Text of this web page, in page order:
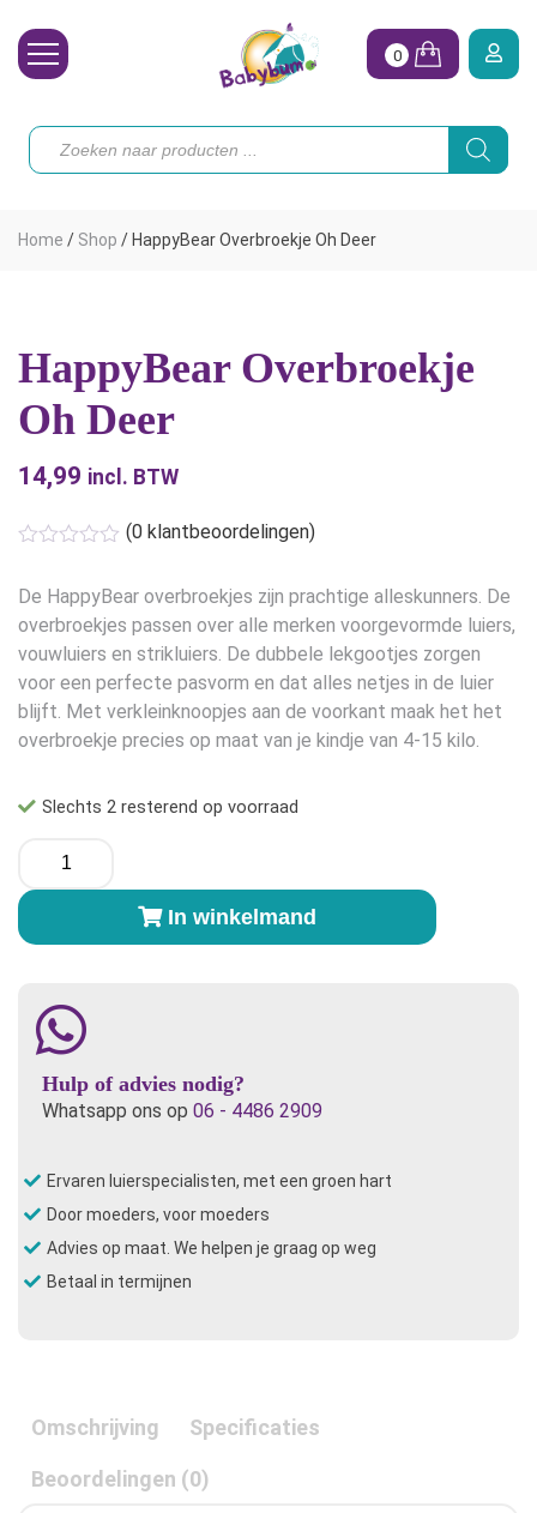
Toebehoren
Onze merken
Hoe begin ik?
0
Producten
zoeken
Home / Shop / HappyBear Overbroekje Oh Deer
HappyBear Overbroekje
Oh Deer
14,99 incl. BTW
(0 klantbeoordelingen)
De HappyBear overbroekjes zijn prachtige alleskunners. De
overbroekjes passen over alle merken voorgevormde luiers,
vouwluiers en strikluiers. De dubbele lekgootjes zorgen
voor een perfecte pasvorm en dat alles netjes in de luier
blijft. Met verkleinknoopjes aan de voorkant maak het het
overbroekje precies op maat van je kindje van 4-15 kilo.
Slechts 2 resterend op voorraad
HappyBear
Oh
Deer
In winkelmand
Hulp of advies nodig?
Whatsapp ons op 06 - 4486 2909
Ervaren luierspecialisten, met een groen hart
Door moeders, voor moeders
Advies op maat. We helpen je graag op weg
Betaal in termijnen
Omschrijving Specificaties
Beoordelingen (0)